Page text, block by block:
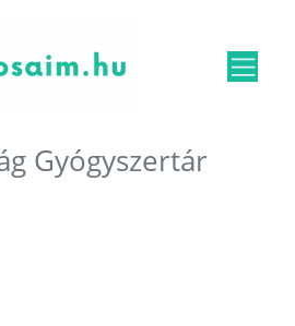
Gyógyszertár